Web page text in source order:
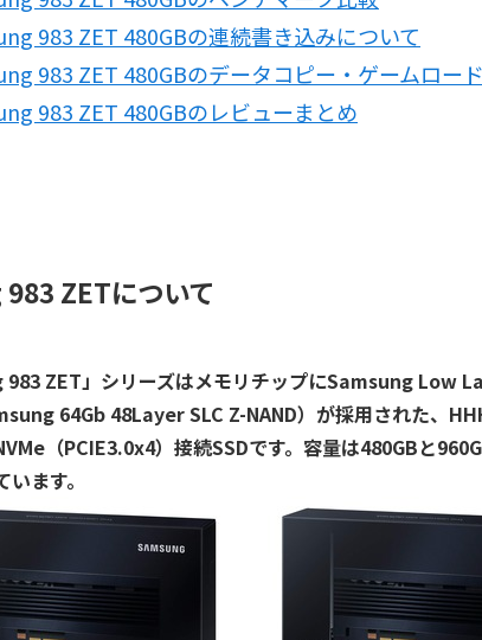
983 ZET 480GBの連続書き込みについて
983 ZET 480GBのデータコピー・ゲームロー
983 ZET 480GBのレビューまとめ
ZETについて
983 ZET」シリーズはメモリチップにSamsung Low
64Gb 48Layer SLC Z-NAND） が採用された、
（PCIE3.0x4）接続SSDです。容量は480GBと
ます。